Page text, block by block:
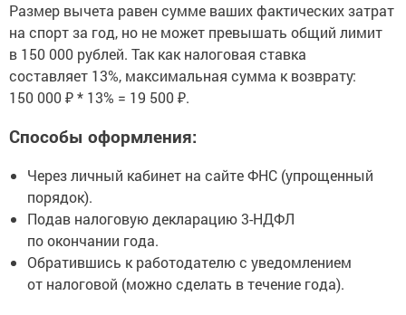
Размер вычета равен сумме ваших фактических затрат
на спорт за год, но не может превышать общий лимит
в 150 000 рублей. Так как налоговая ставка
составляет 13%, максимальная сумма к возврату:
150 000 ₽ * 13% = 19 500 ₽.
Способы оформления:
Через личный кабинет на сайте ФНС (упрощенный
порядок).
Подав налоговую декларацию 3-НДФЛ
по окончании года.
Обратившись к работодателю с уведомлением
от налоговой (можно сделать в течение года).